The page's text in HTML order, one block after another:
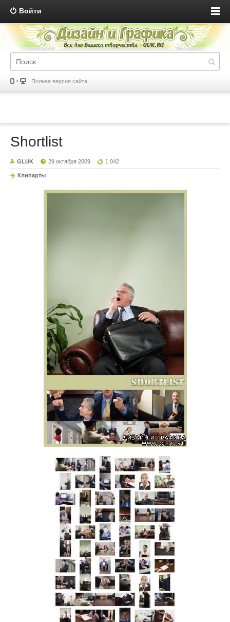
Войти
Полная версия сайта
Shortlist
GLUK 29 октября 2009 1 042
Клипарты